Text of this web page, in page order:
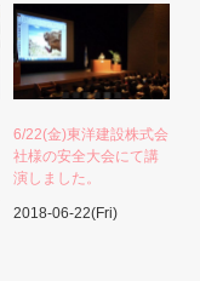
6/22(金)東洋建設株式会
社様の安全大会にて講
演しました。
2018-06-22(Fri)